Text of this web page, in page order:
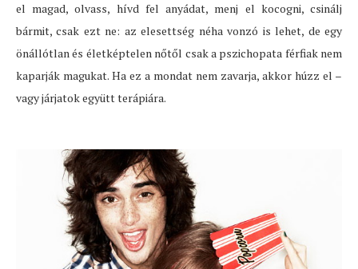
el magad, olvass, hívd fel anyádat, menj el kocogni, csinálj
bármit, csak ezt ne: az elesettség néha vonzó is lehet, de egy
önállótlan és életképtelen nőtől csak a pszichopata férfiak nem
kaparják magukat. Ha ez a mondat nem zavarja, akkor húzz el –
vagy járjatok együtt terápiára.